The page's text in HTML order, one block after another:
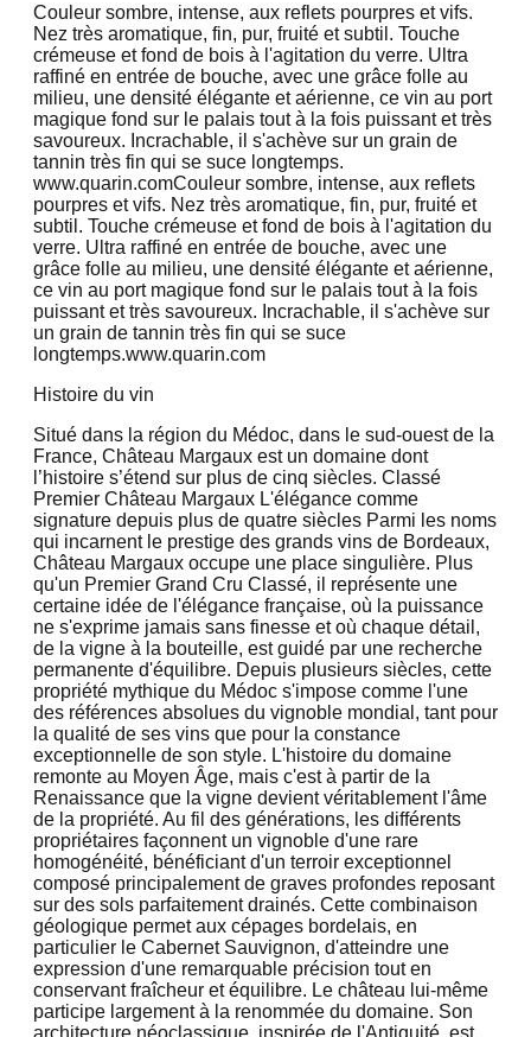
Couleur sombre, intense, aux reflets pourpres et vifs.
Nez très aromatique, fin, pur, fruité et subtil. Touche
crémeuse et fond de bois à l'agitation du verre. Ultra
raffiné en entrée de bouche, avec une grâce folle au
milieu, une densité élégante et aérienne, ce vin au port
magique fond sur le palais tout à la fois puissant et très
savoureux. Incrachable, il s'achève sur un grain de
tannin très fin qui se suce longtemps.
www.quarin.comCouleur sombre, intense, aux reflets
pourpres et vifs. Nez très aromatique, fin, pur, fruité et
subtil. Touche crémeuse et fond de bois à l'agitation du
verre. Ultra raffiné en entrée de bouche, avec une
grâce folle au milieu, une densité élégante et aérienne,
ce vin au port magique fond sur le palais tout à la fois
puissant et très savoureux. Incrachable, il s'achève sur
un grain de tannin très fin qui se suce
longtemps.www.quarin.com
Histoire du vin
Situé dans la région du Médoc, dans le sud-ouest de la
France, Château Margaux est un domaine dont
l’histoire s’étend sur plus de cinq siècles. Classé
Premier Château Margaux L'élégance comme
signature depuis plus de quatre siècles Parmi les noms
qui incarnent le prestige des grands vins de Bordeaux,
Château Margaux occupe une place singulière. Plus
qu'un Premier Grand Cru Classé, il représente une
certaine idée de l'élégance française, où la puissance
ne s'exprime jamais sans finesse et où chaque détail,
de la vigne à la bouteille, est guidé par une recherche
permanente d'équilibre. Depuis plusieurs siècles, cette
propriété mythique du Médoc s'impose comme l'une
des références absolues du vignoble mondial, tant pour
la qualité de ses vins que pour la constance
exceptionnelle de son style. L'histoire du domaine
remonte au Moyen Âge, mais c'est à partir de la
Renaissance que la vigne devient véritablement l'âme
de la propriété. Au fil des générations, les différents
propriétaires façonnent un vignoble d'une rare
homogénéité, bénéficiant d'un terroir exceptionnel
composé principalement de graves profondes reposant
sur des sols parfaitement drainés. Cette combinaison
géologique permet aux cépages bordelais, en
particulier le Cabernet Sauvignon, d'atteindre une
expression d'une remarquable précision tout en
conservant fraîcheur et équilibre. Le château lui-même
participe largement à la renommée du domaine. Son
architecture néoclassique, inspirée de l'Antiquité, est